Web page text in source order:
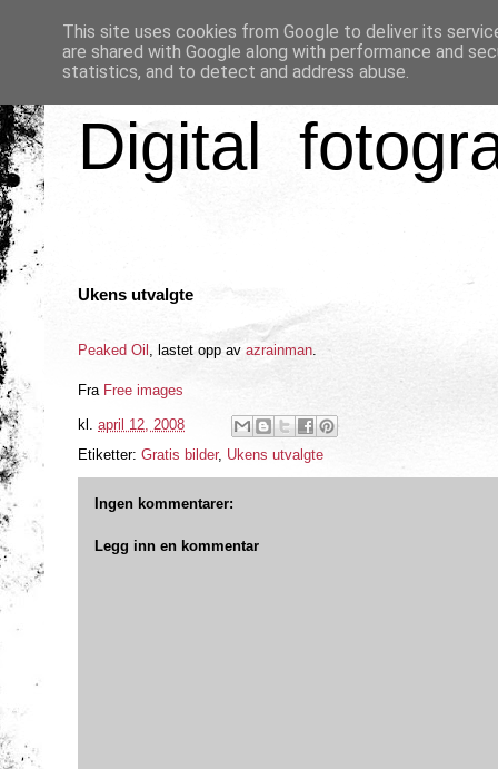
Digital
Ukens utvalgte
Peaked Oil , lastet opp av azrainman.
Fra Free images
kl. april 12, 2008
Etiketter: Gratis bilder, Ukens utvalgte
Ingen kommentarer:
Legg inn en kommentar
This site uses cookies from Google to deliver its
are shared with Google along with performance and
statistics, and to detect and address abuse.